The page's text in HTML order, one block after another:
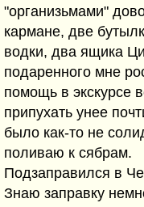
"организьмами"
кармане, две
водки, два ящика
подаренного мне
помощь в экскурсе
припухать унее
было как-то не
поливаю к сябрам.
Подзаправился в
Знаю заправку